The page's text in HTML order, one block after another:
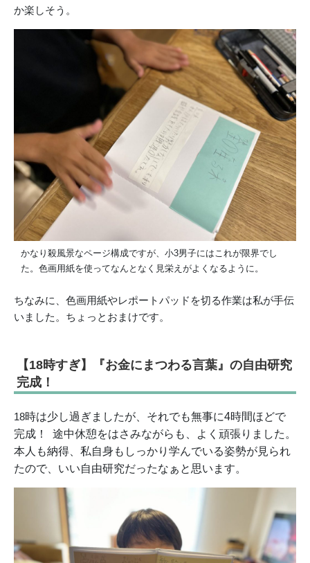
か楽しそう。
かなり殺風景なページ構成ですが、小3男子にはこれが限界でし
た。色画用紙を使ってなんとなく見栄えがよくなるように。
ちなみに、色画用紙やレポートパッドを切る作業は私が手伝
いました。ちょっとおまけです。
【18時すぎ】『お金にまつわる言葉』の自由研究
完成！
18時は少し過ぎましたが、それでも無事に4時間ほどで
完成！ 途中休憩をはさみながらも、よく頑張りました。
本人も納得、私自身もしっかり学んでいる姿勢が見られ
たので、いい自由研究だったなぁと思います。